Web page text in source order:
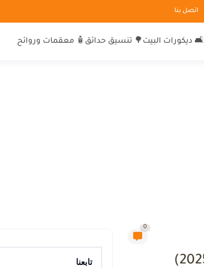
اتصل بنا
🛋 ديكورات البيت 🌳 تنسيق حدائق 🧴 معقمات وروائح
0